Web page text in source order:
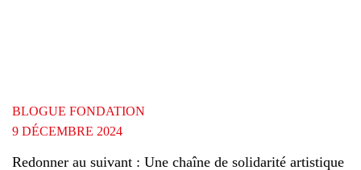
BLOGUE FONDATION
9 DÉCEMBRE 2024
Redonner au suivant : Une chaîne de solidarité artistique